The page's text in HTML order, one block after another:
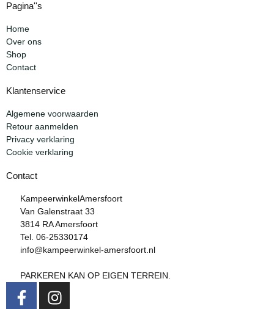
Pagina''s
Home
Over ons
Shop
Contact
Klantenservice
Algemene voorwaarden
Retour aanmelden
Privacy verklaring
Cookie verklaring
Contact
KampeerwinkelAmersfoort
Van Galenstraat 33
3814 RA Amersfoort
Tel. 06-25330174
info@kampeerwinkel-amersfoort.nl
PARKEREN KAN OP EIGEN TERREIN.